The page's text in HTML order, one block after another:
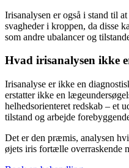
Irisanalysen er også i stand til
svagheder i kroppen, da disse
som andre ubalancer og
Hvad irisanalysen ikke
Irisanalyse er ikke en
erstatter ikke en
helhedsorienteret redskab – et
tilstand og arbejde
Det er den præmis, analysen
øjets iris fortælle overraskende